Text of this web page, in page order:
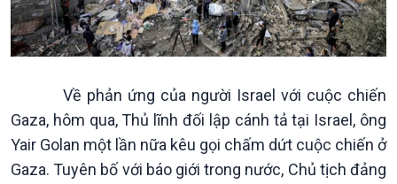
Tuyên chiến với gian lận
thương mại
đảo
Tìm hiểu biển, đảo Việt
Nam
Về phản ứng của người Israel với cuộc chiến
Gaza, hôm qua, Thủ lĩnh đối lập cánh tả tại Israel, ông
Yair Golan một lần nữa kêu gọi chấm dứt cuộc chiến ở
Gaza. Tuyên bố với báo giới trong nước, Chủ tịch đảng